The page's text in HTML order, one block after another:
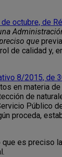
octubre, de
que
de calidad y,
8/2015, de
en materia
de
Público
proceda,
es preciso